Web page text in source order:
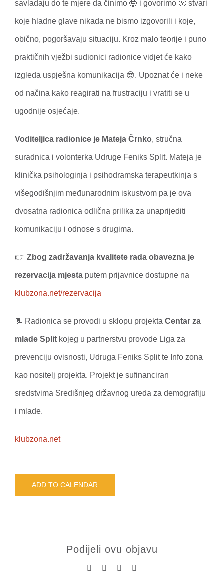
savladaju do te mjere da činimo 🤯 i govorimo 🤬 stvari
koje hladne glave nikada ne bismo izgovorili i koje,
obično, pogoršavaju situaciju. Kroz malo teorije i puno
praktičnih vježbi sudionici radionice vidjet će kako
izgleda uspješna komunikacija 😎. Upoznat će i neke
od načina kako reagirati na frustraciju i vratiti se u
ugodnije osjećaje.
Voditeljica radionice je Mateja Črnko, stručna
suradnica i volonterka Udruge Feniks Split. Mateja je
klinička psihologinja i psihodramska terapeutkinja s
višegodišnjim međunarodnim iskustvom pa je ova
dvosatna radionica odlična prilika za unaprijediti
komunikaciju i odnose s drugima.
👉 Zbog zadržavanja kvalitete rada obavezna je
rezervacija mjesta putem prijavnice dostupne na
klubzona.net/rezervacija
📃 Radionica se provodi u sklopu projekta Centar za
mlade Split kojeg u partnerstvu provode Liga za
prevenciju ovisnosti, Udruga Feniks Split te Info zona
kao nositelj projekta. Projekt je sufinanciran
sredstvima Središnjeg državnog ureda za demografiju
i mlade.
klubzona.net
ADD TO CALENDAR
Podijeli ovu objavu
Facebook LinkedIn